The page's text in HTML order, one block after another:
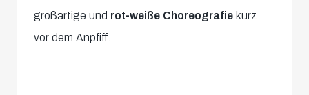
großartige und rot-weiße Choreografie kurz
vor dem Anpfiff.